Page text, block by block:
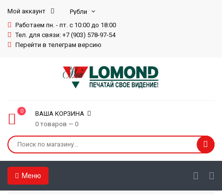
Мой аккаунт
Работаем пн. - пт. с 10:00 до 18:00
Тел. для связи: +7 (903) 578-97-54
Перейти в телеграм версию
0
ВАША КОРЗИНА
0 товаров — 0
Меню